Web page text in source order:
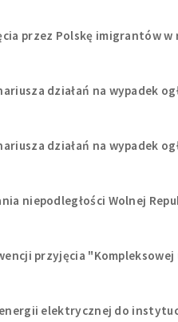
przez Polskę imigrantów
działań na wypadek
działań na wypadek
niepodległości Wolnej
przyjęcia
elektrycznej do